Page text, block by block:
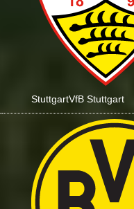
StuttgartVfB Stuttgart